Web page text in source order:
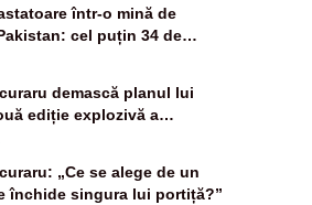
într-o mină de
cel puțin 34 de
demască planul lui
ediție explozivă a
Zilei” la Realitatea PLUS
„Ce se alege de un
închide singura lui portiță?”